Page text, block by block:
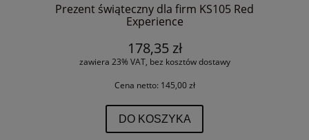
Prezent świąteczny dla firm KS105 Red
Experience
178,35 zł
zawiera 23% VAT, bez kosztów dostawy
Cena netto: 145,00 zł
DO KOSZYKA